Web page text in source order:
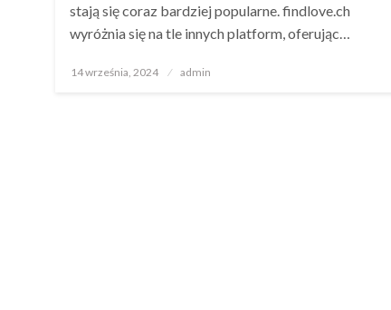
stają się coraz bardziej popularne. findlove.ch
wyróżnia się na tle innych platform, oferując…
Opublikowane
14 września, 2024 admin